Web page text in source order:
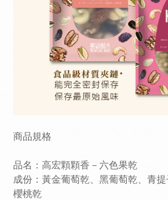
商品規格
品名：高宏顆顆香－六色果乾
成份：黃金葡萄乾、黑葡萄乾、青提
櫻桃乾